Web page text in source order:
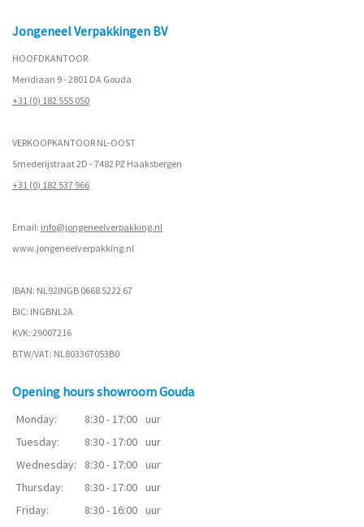
Jongeneel Verpakkingen BV
HOOFDKANTOOR
Meridiaan 9 - 2801 DA Gouda
+31 (0) 182 555 050
VERKOOPKANTOOR NL-OOST
Smederijstraat 2D - 7482 PZ Haaksbergen
+31 (0) 182 537 966
Email: info@jongeneelverpakking.nl
www.jongeneelverpakking.nl
IBAN: NL92INGB 0668 5222 67
BIC: INGBNL2A
KVK: 29007216
BTW/VAT: NL803367053B0
Opening hours showroom Gouda
Monday: 8:30 - 17:00 uur
Tuesday:
8:30 - 17:00 uur
Wednesday:
8:30 - 17:00 uur
Thursday:
8:30 - 17:00 uur
Friday:
8:30 - 16:00 uur